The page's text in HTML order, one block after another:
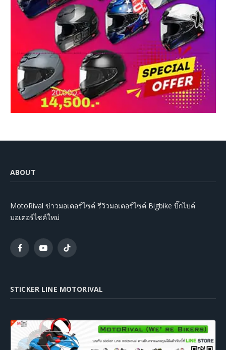
ABOUT
MotoRival ข่าวมอเตอร์ไซค์ รีวิวมอเตอร์ไซค์ Bigbike บิ๊กไบค์
มอเตอร์ไซค์ใหม่
FacebookYouTubeTikTok
STICKER LINE MOTORIVAL